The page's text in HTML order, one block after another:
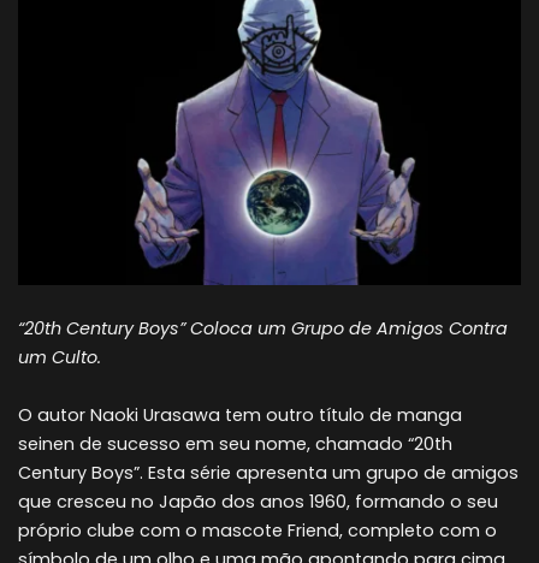
“20th Century Boys” Coloca um Grupo de Amigos Contra
um Culto.
O autor Naoki Urasawa tem outro título de manga
seinen de sucesso em seu nome, chamado “20th
Century Boys”. Esta série apresenta um grupo de amigos
que cresceu no Japão dos anos 1960, formando o seu
próprio clube com o mascote Friend, completo com o